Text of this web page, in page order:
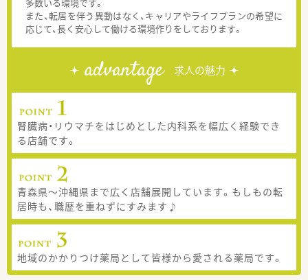
また、転居を伴う異動はなく、キャリアやライフプランの希望に
応じて、長く安心して働ける環境作りをしております。
advantage 求人の魅力
腎臓病・リウマチをはじめとした内科系を幅広く経験でき
る店舗です。
青森県～沖縄県まで広く店舗展開しています。もしもの転
居時も、職歴を重ねずにすみます♪
地域のかかりつけ薬局として皆様から愛される薬局です。